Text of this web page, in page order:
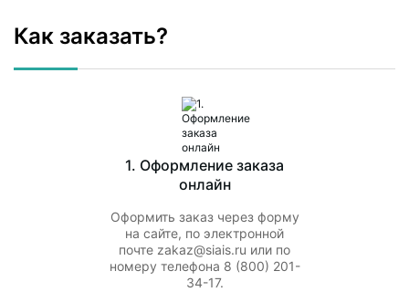
Как заказать?
1. Оформление заказа
онлайн
Оформить заказ через форму
на сайте, по электронной
почте zakaz@siais.ru или по
номеру телефона 8 (800) 201-
34-17.